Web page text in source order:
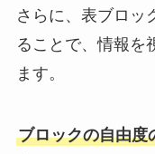
さらに、表ブロッ
ることで、情報を
ます。
ブロックの自由